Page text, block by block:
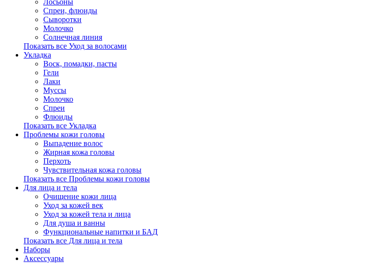
Лосьоны
Спреи, флюиды
Сыворотки
Молочко
Солнечная линия
Показать все Уход за волосами
Укладка
Воск, помадки, пасты
Гели
Лаки
Муссы
Молочко
Спреи
Флюиды
Показать все Укладка
Проблемы кожи головы
Выпадение волос
Жирная кожа головы
Перхоть
Чувствительная кожа головы
Показать все Проблемы кожи головы
Для лица и тела
Очищение кожи лица
Уход за кожей век
Уход за кожей тела и лица
Для душа и ванны
Функциональные напитки и БАД
Показать все Для лица и тела
Наборы
Аксессуары